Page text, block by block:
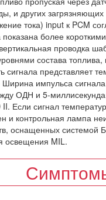
и других
тока) input к PCM
показана более
проводка
состава
сигнала представляет
импульса
ОДН и 5-
II. Если сигнал
и контрольная лампа
оснащенных системой
освещения MIL.